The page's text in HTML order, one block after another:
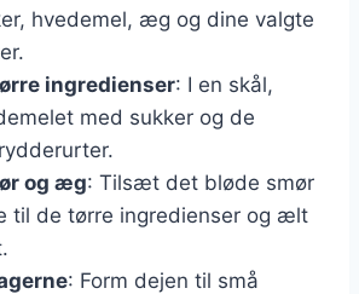
hvedemel, æg og dine valgte
ingredienser: I en skål,
med sukker og de
og æg: Tilsæt det bløde smør
til de tørre ingredienser og ælt
: Form dejen til små